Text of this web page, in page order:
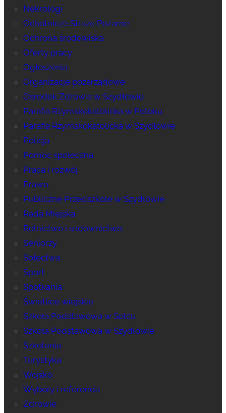
Nekrologi
Ochotnicze Straże Pożarne
Ochrona środowiska
Oferty pracy
Ogłoszenia
Organizacje pozarządowe
Ośrodek Zdrowia w Szydłowie
Parafia Rzymskokatolicka w Potoku
Parafia Rzymskokatolicka w Szydłowie
Policja
Pomoc społeczna
Praca i rozwój
Prawo
Publiczne Przedszkole w Szydłowie
Rada Miejska
Rolnictwo i sadownictwo
Seniorzy
Sołectwa
Sport
Spotkania
Świetlice wiejskie
Szkoła Podstawowa w Solcu
Szkoła Podstawowa w Szydłowie
Szkolenia
Turystyka
Wojsko
Wybory i referenda
Zdrowie